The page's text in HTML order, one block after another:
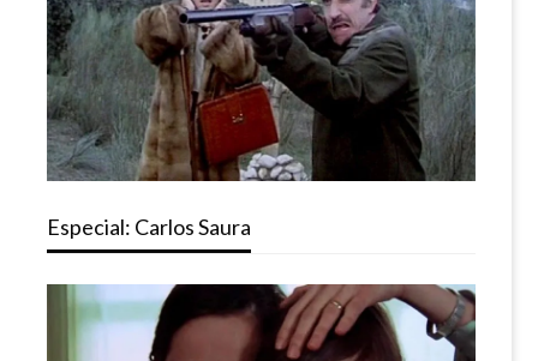
Especial: Carlos Saura